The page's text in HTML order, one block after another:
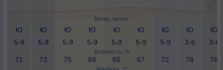
Ветер, метр/с
Влажность, %
Ю
5-9
Ю
5-9
Ю
5-9
Ю
5-9
Ю
5-9
Ю
5-9
Ю
5-9
Ю
3-6
Ю
3-6
71 73 75 68 65 67 72 78 78